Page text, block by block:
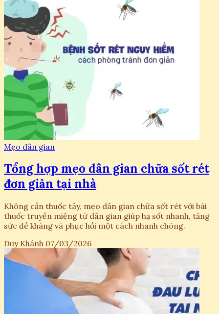
Mẹo dân gian
Tổng hợp mẹo dân gian chữa sốt rét
đơn giản tại nhà
Không cần thuốc tây, mẹo dân gian chữa sốt rét với bài
thuốc truyền miệng từ dân gian giúp hạ sốt nhanh, tăng
sức đề kháng và phục hồi một cách nhanh chóng.
Duy Khánh 07/03/2026